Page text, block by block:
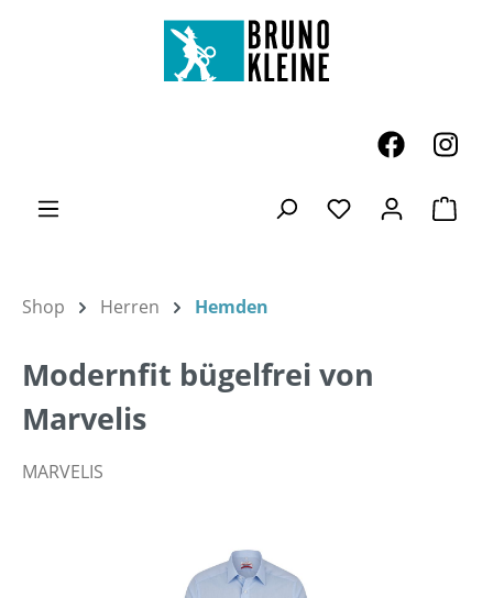
Zum Hauptinhalt springen
Du hast 0
Shop Herren Hemden
Modernfit bügelfrei von
Marvelis
MARVELIS